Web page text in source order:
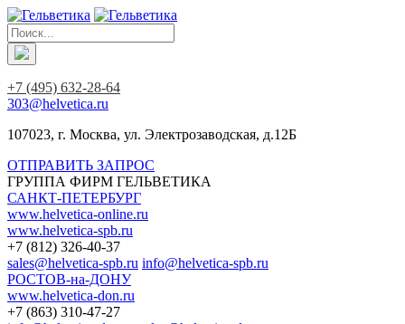
+7 (495) 632-28-64
303@helvetica.ru
107023, г. Москва, ул. Электрозаводская, д.12Б
ОТПРАВИТЬ ЗАПРОС
ГРУППА ФИРМ ГЕЛЬВЕТИКА
САНКТ-ПЕТЕРБУРГ
www.helvetica-online.ru
www.helvetica-spb.ru
+7 (812) 326-40-37
sales@helvetica-spb.ru info@helvetica-spb.ru
РОСТОВ-на-ДОНУ
www.helvetica-don.ru
+7 (863) 310-47-27